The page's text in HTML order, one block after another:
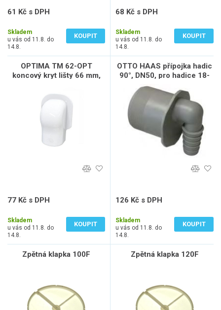
61 Kč s DPH
Skladem
u vás od 11.8. do
14.8.
KOUPIT
68 Kč s DPH
Skladem
u vás od 11.8. do
14.8.
KOUPIT
OPTIMA TM 62-OPT
koncový kryt lišty 66 mm,
77 Kč s DPH
Skladem
u vás od 11.8. do
14.8.
KOUPIT
OTTO HAAS přípojka hadic
90°, DN50, pro hadice 18-
21,7mm, na kondenzát, PP,
šedá
126 Kč s DPH
Skladem
u vás od 11.8. do
14.8.
KOUPIT
Zpětná klapka 100F Zpětná klapka 120F